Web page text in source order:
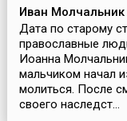
Иван Молчальник
Дата по старому
православные
Иоанна
мальчиком начал
молиться. После
своего наследст...